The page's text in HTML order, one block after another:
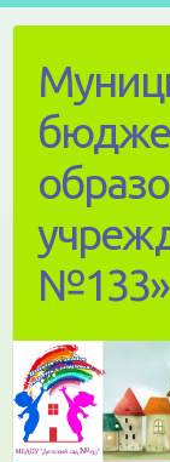
content
№133»